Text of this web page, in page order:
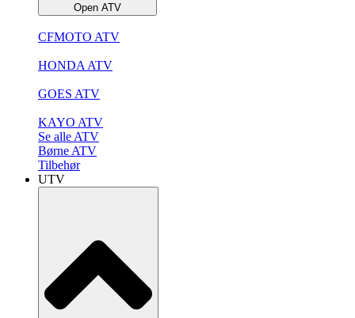
Open ATV
CFMOTO ATV
HONDA ATV
GOES ATV
KAYO ATV
Se alle ATV
Børne ATV
Tilbehør
UTV